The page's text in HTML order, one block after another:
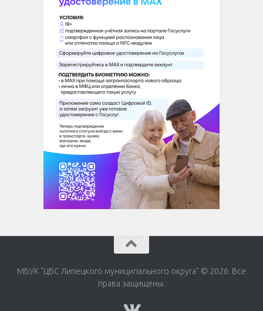
МБУК "ЦБС Липецкого муниципального округа" © 2026. Все
права защищены.